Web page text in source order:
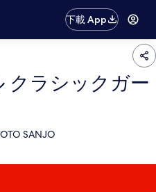
下載 App
クラシックガー
SANJO